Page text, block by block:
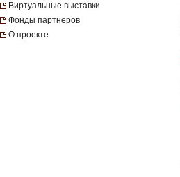
Виртуальные выставки
Фонды партнеров
О проекте